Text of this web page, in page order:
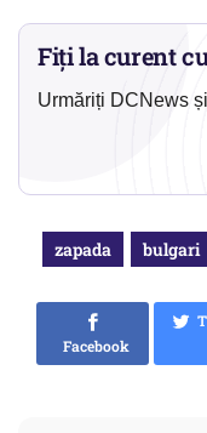
Fiți la curent
Urmăriți DCNews
zapada bulgari
Facebook